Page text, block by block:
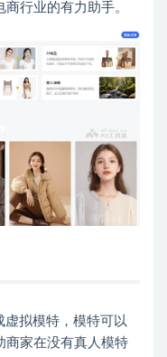
行业的有力助手。
虚拟模特，模特可以
商家在没有真人模特